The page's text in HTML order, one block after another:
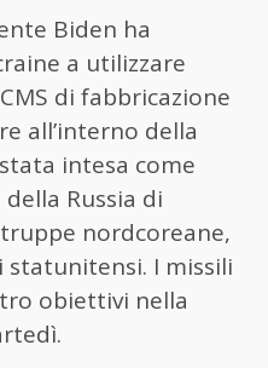
Biden ha
a utilizzare
di fabbricazione
all’interno della
intesa come
Russia di
nordcoreane,
I missili
obiettivi nella